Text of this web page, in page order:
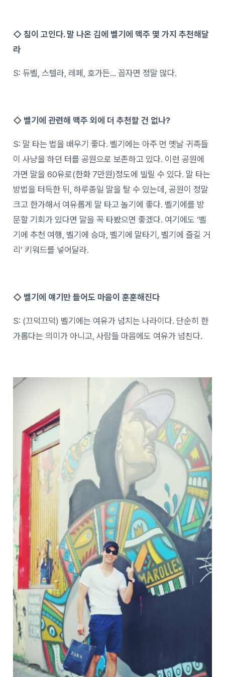
◇ 침이 고인다. 말 나온 김에 벨기에 맥주 몇 가지 추천해달
라
S: 듀벨, 스텔라, 레페, 호가든… 꼽자면 정말 많다.
◇ 벨기에 관련해 맥주 외에 더 추천할 건 없나?
S: 말 타는 법을 배우기 좋다. 벨기에는 아주 먼 옛날 귀족들
이 사냥을 하던 터를 공원으로 보존하고 있다. 이런 공원에
가면 말을 60유로(한화 7만원)정도에 빌릴 수 있다. 말 타는
방법을 터득한 뒤, 하루종일 말을 탈 수 있는데, 공원이 정말
크고 한가해서 여유롭게 말 타고 놀기에 좋다. 벨기에를 방
문할 기회가 있다면 말을 꼭 타봤으면 좋겠다. 여기에도 ‘벨
기에 추천 여행, 벨기에 승마, 벨기에 말타기, 벨기에 즐길 거
리’ 키워드를 넣어달라.
◇ 벨기에 얘기만 들어도 마음이 훈훈해진다
S: (끄덕끄덕) 벨기에는 여유가 넘치는 나라이다. 단순히 한
가롭다는 의미가 아니고, 사람들 마음에도 여유가 넘친다.